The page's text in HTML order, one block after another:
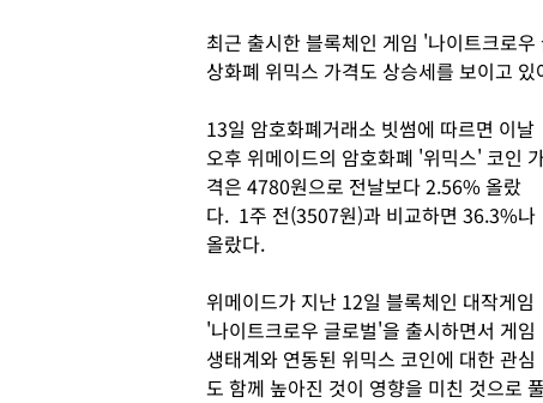
최근 출시한 블록체인 게임 '나이트크로
상화폐 위믹스 가격도 상승세를 보이고
13일 암호화폐거래소 빗썸에 따르면 이날
오후 위메이드의 암호화폐 '위믹스' 코인
격은 4780원으로 전날보다 2.56% 올랐
다. 1주 전(3507원)과 비교하면 36.3%나
올랐다.
위메이드가 지난 12일 블록체인 대작게임
'나이트크로우 글로벌'을 출시하면서 게임
생태계와 연동된 위믹스 코인에 대한 관심
도 함께 높아진 것이 영향을 미친 것으로